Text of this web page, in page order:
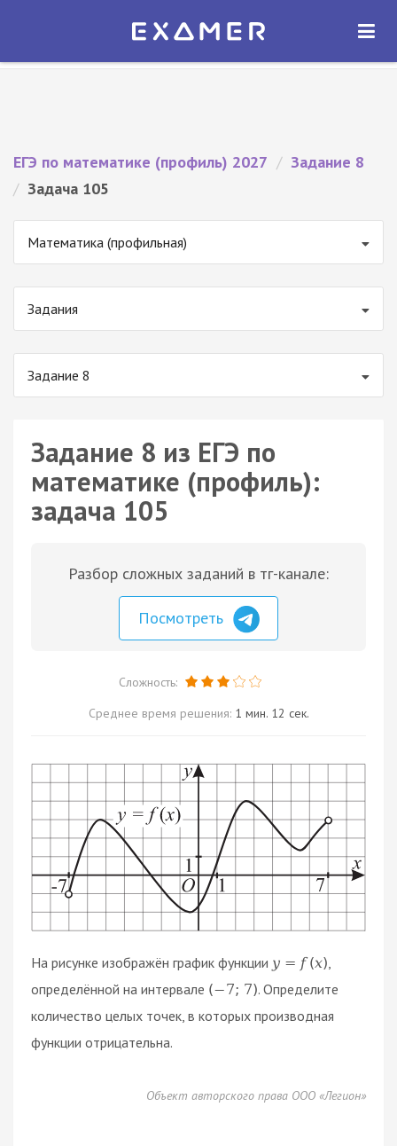
Экзамер — ЕГЭ 2027
ОТКРЫТЬ
ЕГЭ по математике (профиль) 2027 / Задание 8
/ Задача 105
Математика (профильная)
Задания
Задание 8
Задание 8 из ЕГЭ по
математике (профиль):
задача 105
Разбор сложных заданий в тг-канале:
Посмотреть
Сложность:
Среднее время решения: 1 мин. 12 сек.
На рисунке изображён график функции y = f (x)
определённой на интервале (−7; 7). Определите
количество целых точек, в которых производная
функции отрицательна.
Объект авторского права ООО «Легион»